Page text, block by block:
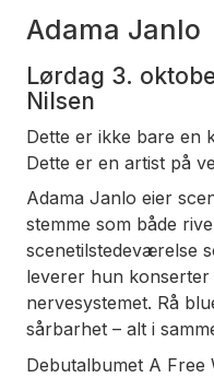
Adama Janlo
Lørdag 3.
Nilsen
Dette er ikke bare en
Dette er en artist på
Adama Janlo eier
stemme som både
scenetilstedeværelse
leverer hun
nervesystemet. Rå
sårbarhet – alt i
Debutalbumet A Free